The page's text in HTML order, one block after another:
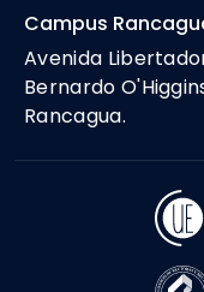
Campus
Avenida
Bernardo
Rancagua.